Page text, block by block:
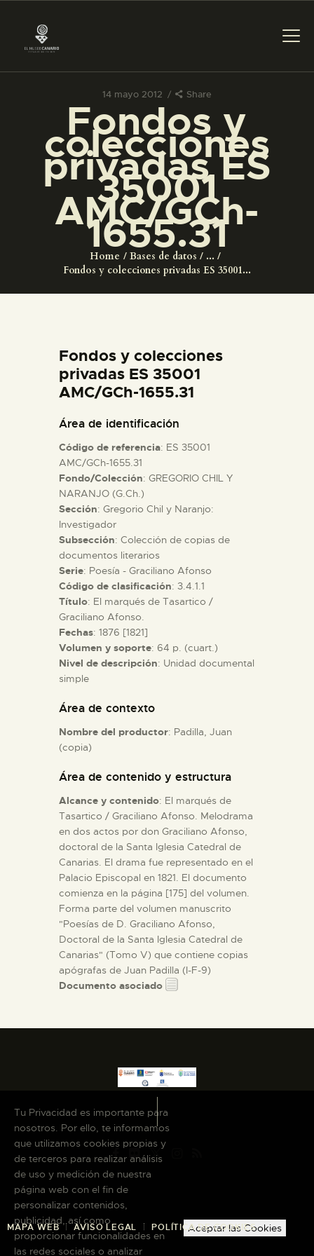
14 mayo 2012 Share
Fondos y
colecciones
privadas ES
35001
AMC/GCh-
1655.31
Home Bases de datos
...
Fondos y colecciones privadas ES 35001...
PREPARAR LA VISITA
ACTIVIDADES
█
EL MUSEO
ESPAÑOL
ACTIVIDADES
█
EL MUSEO
COLECCIONES
DIDÁCTICA
ESPAÑOL
Fondos y colecciones
privadas ES 35001
AMC/GCh-1655.31
Área de identificación
Código de referencia: ES 35001
AMC/GCh-1655.31
Fondo/Colección: GREGORIO CHIL Y
NARANJO (G.Ch.)
Sección: Gregorio Chil y Naranjo:
Investigador
Subsección: Colección de copias de
documentos literarios
Serie: Poesía - Graciliano Afonso
Código de clasificación: 3.4.1.1
Título: El marqués de Tasartico /
Graciliano Afonso.
Fechas: 1876 [1821]
Volumen y soporte: 64 p. (cuart.)
Nivel de descripción: Unidad documental
simple
Área de contexto
Nombre del productor: Padilla, Juan
(copia)
Área de contenido y estructura
Alcance y contenido: El marqués de
Tasartico / Graciliano Afonso. Melodrama
en dos actos por don Graciliano Afonso,
doctoral de la Santa Iglesia Catedral de
Canarias. El drama fue representado en el
Palacio Episcopal en 1821. El documento
comienza en la página [175] del volumen.
Forma parte del volumen manuscrito
"Poesías de D. Graciliano Afonso,
Doctoral de la Santa Iglesia Catedral de
Canarias" (Tomo V) que contiene copias
apógrafas de Juan Padilla (I-F-9)
Documento asociado
MAPA WEB AVISO LEGAL POLÍTICA DE COOKIES
Tu Privacidad es importante para
nosotros. Por ello, te informamos
que utilizamos cookies propias y
de terceros para realizar análisis
de uso y medición de nuestra
página web con el fin de
personalizar contenidos,
publicidad, así como
proporcionar funcionalidades en
las redes sociales o analizar
Aceptar las Cookies